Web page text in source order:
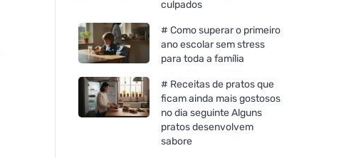
culpados
# Como superar o primeiro
ano escolar sem stress
para toda a família
# Receitas de pratos que
ficam ainda mais gostosos
no dia seguinte Alguns
pratos desenvolvem
sabore